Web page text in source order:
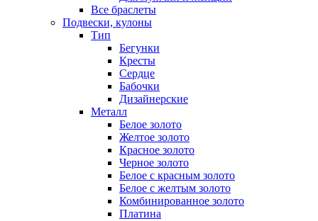
Все браслеты
Подвески, кулоны
Тип
Бегунки
Кресты
Сердце
Бабочки
Дизайнерские
Металл
Белое золото
Желтое золото
Красное золото
Черное золото
Белое с красным золото
Белое с желтым золото
Комбинированное золото
Платина